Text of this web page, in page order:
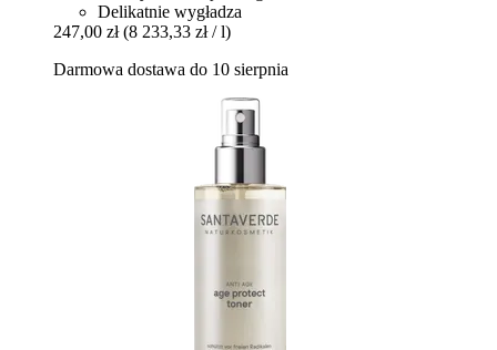
Delikatnie wygładza
247,00 zł (8 233,33 zł / l)
Darmowa dostawa do 10 sierpnia